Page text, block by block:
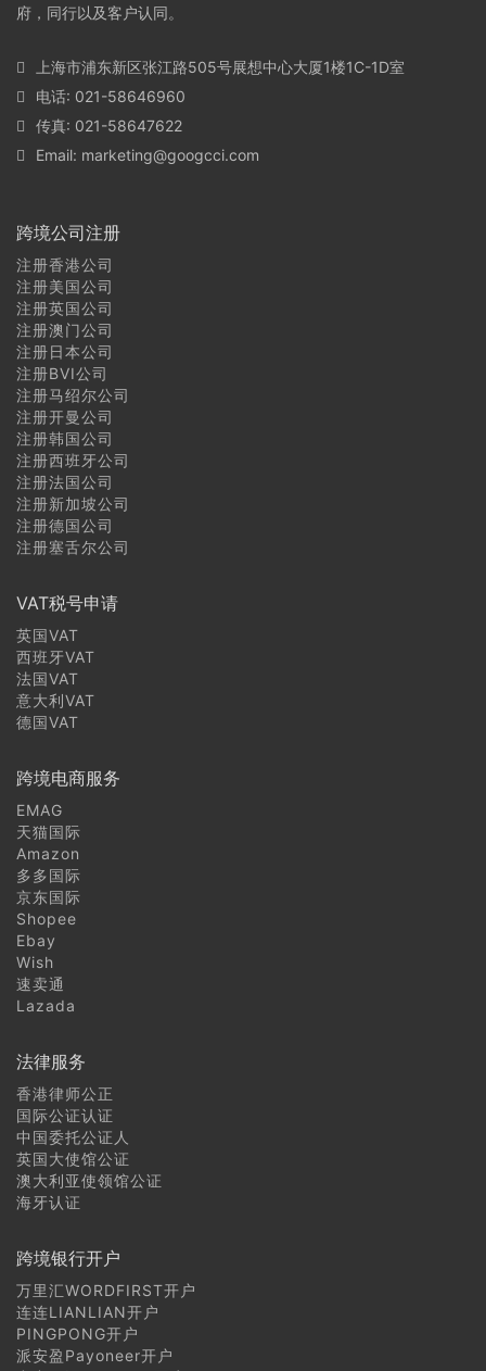
府，同行以及客户认同。
上海市浦东新区张江路505号展想中心大厦1楼1C-1D室
电话: 021-58646960
传真: 021-58647622
Email: marketing@googcci.com
跨境公司注册
注册香港公司
注册美国公司
注册英国公司
注册澳门公司
注册日本公司
注册BVI公司
注册马绍尔公司
注册开曼公司
注册韩国公司
注册西班牙公司
注册法国公司
注册新加坡公司
注册德国公司
注册塞舌尔公司
VAT税号申请
英国VAT
西班牙VAT
法国VAT
意大利VAT
德国VAT
跨境电商服务
EMAG
天猫国际
Amazon
多多国际
京东国际
Shopee
Ebay
Wish
速卖通
Lazada
法律服务
香港律师公正
国际公证认证
中国委托公证人
英国大使馆公证
澳大利亚使领馆公证
海牙认证
跨境银行开户
万里汇WORDFIRST开户
连连LIANLIAN开户
PINGPONG开户
派安盈Payoneer开户